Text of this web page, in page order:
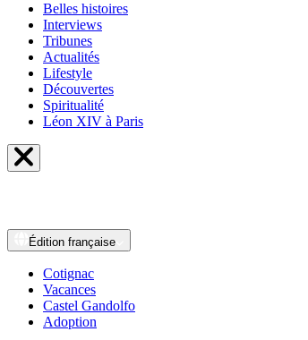
Belles histoires
Interviews
Tribunes
Actualités
Lifestyle
Découvertes
Spiritualité
Léon XIV à Paris
Édition française
Cotignac
Vacances
Castel Gandolfo
Adoption